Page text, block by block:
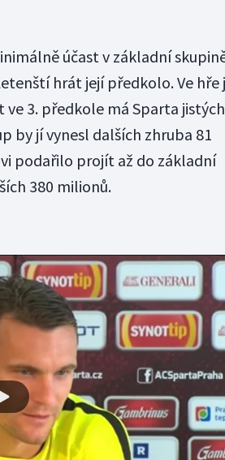
účast v základní
hrát její předkolo. Ve hře
3. předkole má Sparta
by jí vynesl dalších zhruba 81
podařilo projít až do základní
380 milionů.